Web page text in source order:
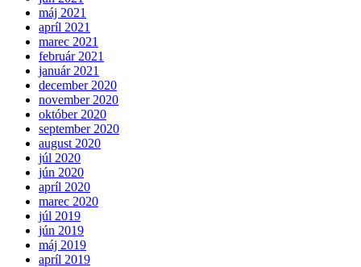
máj 2021
apríl 2021
marec 2021
február 2021
január 2021
december 2020
november 2020
október 2020
september 2020
august 2020
júl 2020
jún 2020
apríl 2020
marec 2020
júl 2019
jún 2019
máj 2019
apríl 2019